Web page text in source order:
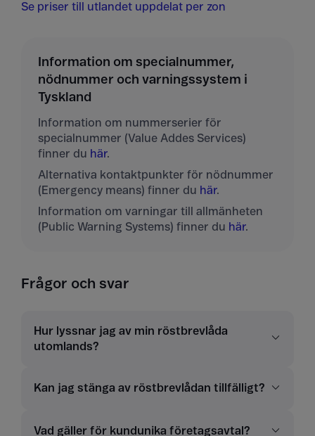
Se priser till utlandet uppdelat per zon
Information om specialnummer,
nödnummer och varningssystem i
Tyskland
Information om nummerserier för
specialnummer (Value Addes Services)
finner du här.
Alternativa kontaktpunkter för nödnummer
(Emergency means) finner du här.
Information om varningar till allmänheten
(Public Warning Systems) finner du här.
Frågor och svar
Hur lyssnar jag av min röstbrevlåda
utomlands?
Kan jag stänga av röstbrevlådan tillfälligt?
Vad gäller för kundunika företagsavtal?